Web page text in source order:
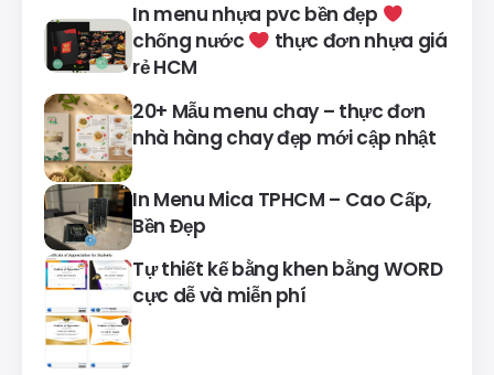
In menu nhựa pvc bền đẹp
chống nước
thực đơn nhựa giá
rẻ HCM
20+ Mẫu menu chay – thực đơn
nhà hàng chay đẹp mới cập nhật
In Menu Mica TPHCM – Cao Cấp,
Bền Đẹp
Tự thiết kế bằng khen bằng WORD
cực dễ và miễn phí